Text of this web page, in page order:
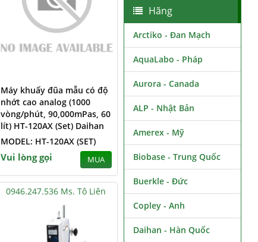
Máy khuấy đũa mẫu có độ
nhớt cao analog (1000
vòng/phút, 90,000mPas, 60
lít) HT-120AX (Set) Daihan
MODEL: HT-120AX (SET)
Vui lòng gọi MUA
0946.247.536 Ms. Tô Liên
Hãng
Arctiko - Đan Mạch
AquaLabo - Pháp
Aurora - Canada
ALP - Nhật Bản
Amerex - Mỹ
Biobase - Trung Quốc
Buerkle - Đức
Copley - Anh
Daihan - Hàn Quốc